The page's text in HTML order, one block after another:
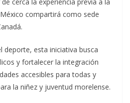
cerca la experiencia previa a la
compartirá como sede
deporte, esta iniciativa busca
y fortalecer la integración
accesibles para todas y
la niñez y juventud morelense.